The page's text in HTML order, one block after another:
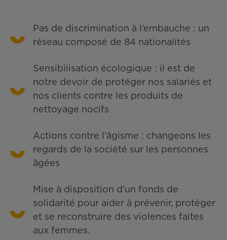
Pas de discrimination à l’embauche : un
réseau composé de 84 nationalités
Sensibilisation écologique : il est de
notre devoir de protéger nos salariés et
nos clients contre les produits de
nettoyage nocifs
Actions contre l’âgisme : changeons les
regards de la société sur les personnes
âgées
Mise à disposition d’un fonds de
solidarité pour aider à prévenir, protéger
et se reconstruire des violences faites
aux femmes.